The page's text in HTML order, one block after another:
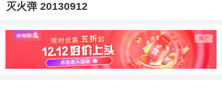
灭火弹 20130912